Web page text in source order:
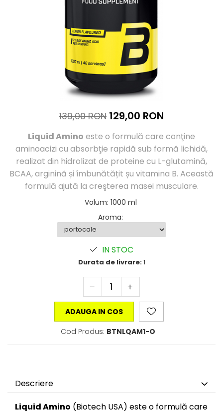
Înlocuitori de mese
Apărarea sanătății
Vitamine și minerale
Extracte din plante medicinale
Probiotice și enzime digestive
Produse pentru relaxare
Collagen
Alte suplimente
139,00 RON 129,00 RON
Liquid Amino este o formulă care conţine
aminoacizi cu absorbţie rapidă sub formă lichidă,
realizat din hidrolizat de proteine cu L-glutamină,
BCAA, arginină și îmbunătățit șu vitamina B. Această
formulă ajută la creşterea masei musculare.
Volum: 1000 ml
Aroma:
IN STOC
Durata de livrare:1
ADAUGA IN COS
Cod Produs: BTNLQAM1-O
Descriere
Liquid Amino (Biotech USA) este o formulă care